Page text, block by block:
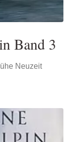
Band 3
Neuzeit